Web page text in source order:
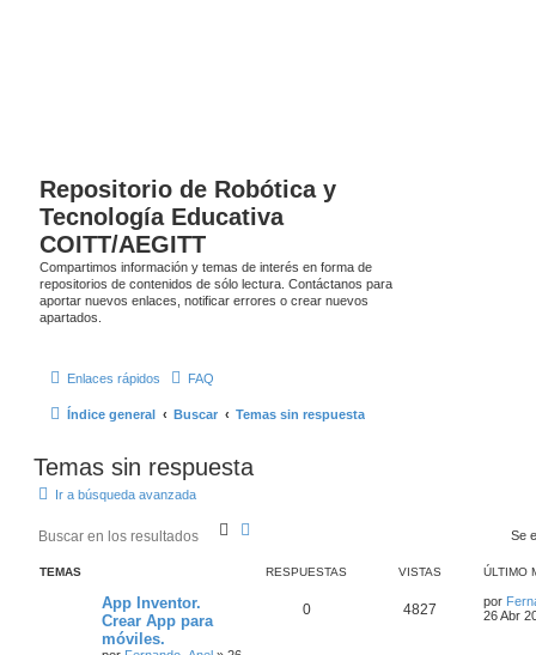
Repositorio de Robótica y
Tecnología Educativa
COITT/AEGITT
Compartimos información y temas de interés en forma de
repositorios de contenidos de sólo lectura. Contáctanos para
aportar nuevos enlaces, notificar errores o crear nuevos
apartados.
Enlaces rápidos FAQ
Índice general Buscar Temas sin respuesta
Temas sin respuesta
Ir a búsqueda avanzada
Se
TEMAS RESPUESTAS VISTAS ÚLTIMO
App Inventor.
Crear App para
móviles.
0 4827 por
26 Abr